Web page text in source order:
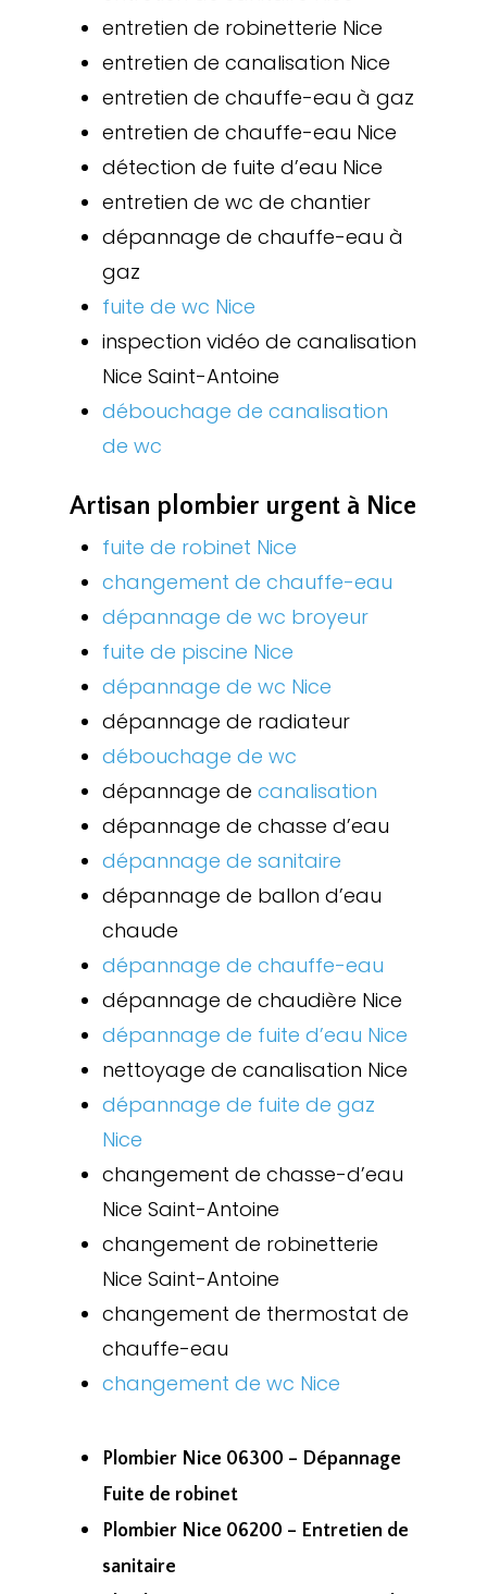
entretien de robinetterie Nice
entretien de canalisation Nice
entretien de chauffe-eau à gaz
entretien de chauffe-eau Nice
détection de fuite d’eau Nice
entretien de wc de chantier
dépannage de chauffe-eau à
gaz
fuite de wc Nice
inspection vidéo de canalisation
Nice Saint-Antoine
débouchage de canalisation
de wc
Artisan plombier urgent à Nice
fuite de robinet Nice
changement de chauffe-eau
dépannage de wc broyeur
fuite de piscine Nice
dépannage de wc Nice
dépannage de radiateur
débouchage de wc
dépannage decanalisation
dépannage de chasse d’eau
dépannage de sanitaire
dépannage de ballon d’eau
chaude
dépannage de chauffe-eau
dépannage de chaudière Nice
dépannage de fuite d’eau Nice
nettoyage de canalisation Nice
dépannage de fuite de gaz
Nice
changement de chasse-d’eau
Nice Saint-Antoine
changement de robinetterie
Nice Saint-Antoine
changement de thermostat de
chauffe-eau
changement de wc Nice
Plombier Nice 06300 – Dépannage
Fuite de robinet
Plombier Nice 06200 – Entretien de
sanitaire